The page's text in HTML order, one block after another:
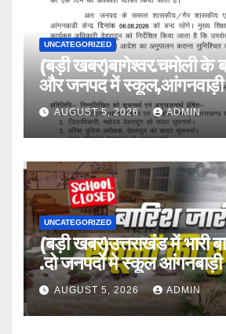
UNCATEGORIZED
(बड़ी खबर)बागेश्वर.चमोली के
और जनपद में स्कूल,आंगनवाड़ी
AUGUST 5, 2026 ADMIN
UNCATEGORIZED
(बड़ी खबर)उत्तराखंड में भारी
.दो जनपदों मे स्कूल
बंद।AUGUST 5, 2026 ADMIN